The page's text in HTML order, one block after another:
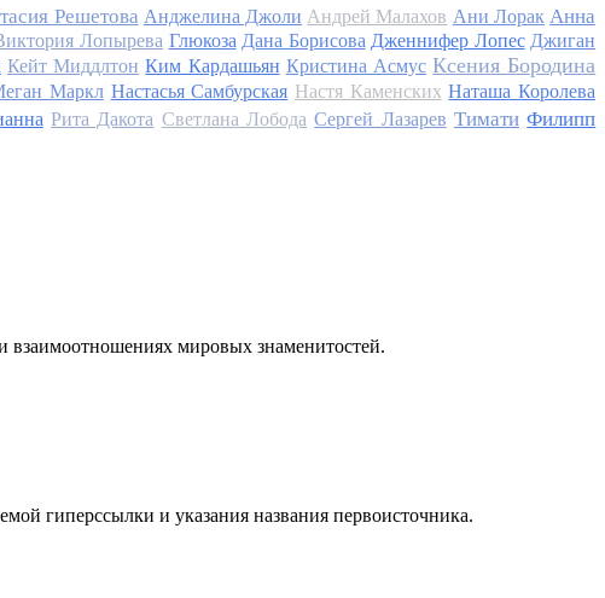
Решетова Анджелина Джоли Андрей Малахов Ани Лорак Анна
Лопырева Глюкоза Дана Борисова Дженнифер Лопес Джиган
Кейт Миддлтон Ким Кардашьян Кристина Асмус Ксения Бородина
Маркл Настасья Самбурская Настя Каменских Наташа Королева
Рита Дакота Светлана Лобода Сергей Лазарев Тимати Филипп
взаимоотношениях мировых знаменитостей.
гиперссылки и указания названия первоисточника.